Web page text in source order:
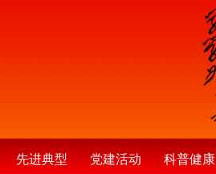
先进典型 党建活动 科普健康